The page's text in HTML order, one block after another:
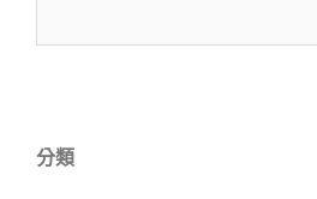
分類